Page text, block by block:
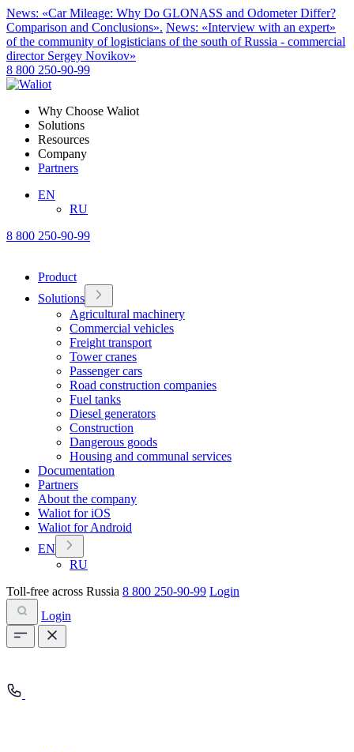
News: «Car Mileage: Why Do GLONASS and Odometer Differ?
Comparison and Conclusions». News: «Interview with an expert»
of the community of logisticians of the south of Russia - commercial
director Sergey Novikov»
8 800 250-90-99
Why Choose Waliot
Solutions
Resources
Company
Partners
EN
RU
8 800 250-90-99
Product
Solutions
Agricultural machinery
Commercial vehicles
Freight transport
Tower cranes
Passenger cars
Road construction companies
Fuel tanks
Diesel generators
Construction
Dangerous goods
Housing and communal services
Documentation
Partners
About the company
Waliot for iOS
Waliot for Android
EN
RU
Toll-free across Russia 8 800 250-90-99 Login
Login